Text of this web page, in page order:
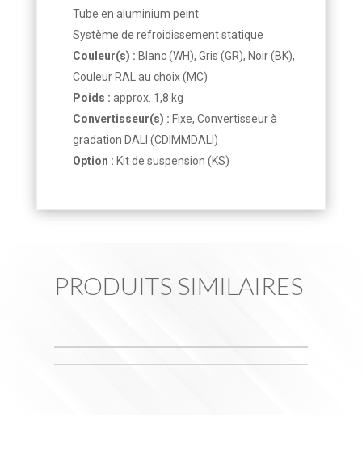
Tube en aluminium peint
Système de refroidissement statique
Couleur(s) : Blanc (WH), Gris (GR), Noir (BK),
Couleur RAL au choix (MC)
Poids : approx. 1,8 kg
Convertisseur(s) : Fixe, Convertisseur à
gradation DALI (CDIMMDALI)
Option : Kit de suspension (KS)
PRODUITS SIMILAIRES